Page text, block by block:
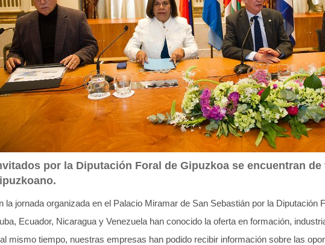
por la Diputación Foral de Gipuzkoa se encuentran
la jornada organizada en el Palacio Miramar de San Sebastián por la Diputación
Ecuador, Nicaragua y Venezuela han conocido la oferta en formación,
mismo tiempo, nuestras empresas han podido recibir información sobre las